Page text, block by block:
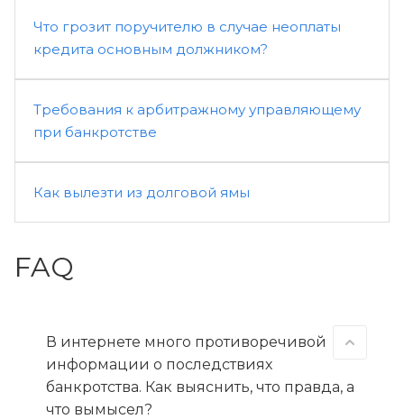
Что грозит поручителю в случае неоплаты
кредита основным должником?
Требования к арбитражному управляющему
при банкротстве
Как вылезти из долговой ямы
FAQ
В интернете много противоречивой
информации о последствиях
банкротства. Как выяснить, что правда, а
что вымысел?